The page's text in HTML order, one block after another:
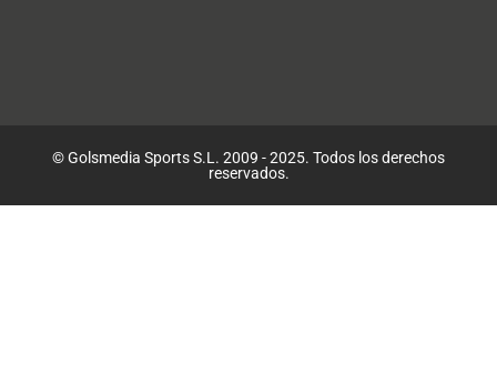
© Golsmedia Sports S.L. 2009 - 2025. Todos los derechos
reservados.